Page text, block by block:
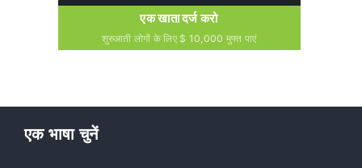
एक खाता दर्ज करो
शुरुआती लोगों के लिए $ 10,000 मुफ्त पाएं
एक भाषा चुनें